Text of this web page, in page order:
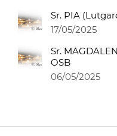
Sr. PIA
17/05/2025
Sr.
OSB
06/05/2025